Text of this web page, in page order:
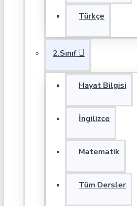
Türkçe
2.Sınıf
Hayat Bilgisi
İngilizce
Matematik
Tüm Dersler